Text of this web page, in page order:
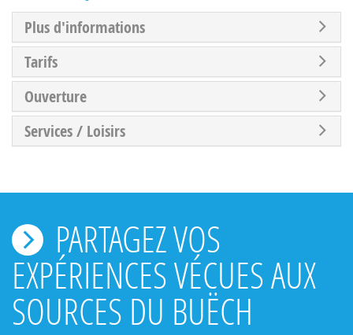
Plus d'informations
Tarifs
Ouverture
Services / Loisirs
PARTAGEZ VOS
EXPÉRIENCES VÉCUES AUX
SOURCES DU BUËCH